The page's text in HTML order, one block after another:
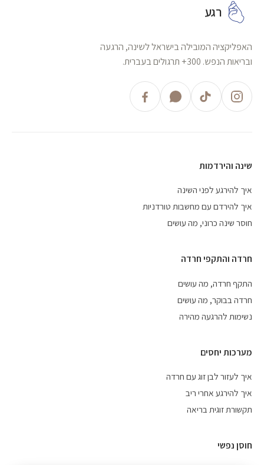
רגע
האפליקציה המובילה בישראל לשינה, הרגעה
ובריאות הנפש. 300+ תרגולים בעברית.
שינה והירדמות
איך להירגע לפני השינה
איך להירדם עם מחשבות טורדניות
חוסר שינה כרוני, מה עושים
חרדה והתקפי חרדה
התקף חרדה, מה עושים
חרדה בבוקר, מה עושים
נשימות להרגעה מהירה
מערכות יחסים
איך לעזור לבן זוג עם חרדה
איך להירגע אחרי ריב
תקשורת זוגית בריאה
חוסן נפשי